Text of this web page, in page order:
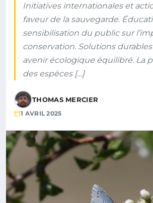
Initiatives internationales et
faveur de la sauvegarde.
sensibilisation du public sur
conservation. Solutions
avenir écologique équilibré. La
des espèces […]
THOMAS MERCIER
1 AVRIL 2025